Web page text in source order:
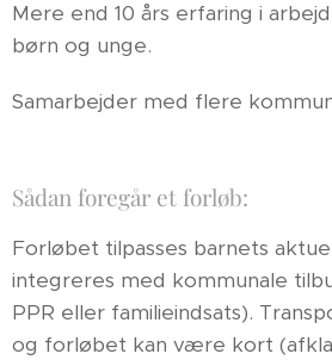
Mere end 10 års erfaring i
børn og unge.
Samarbejder med flere
Sådan foregår et forløb:
Forløbet tilpasses barnets
integreres med kommunale
PPR eller familieindsats).
og forløbet kan være kort